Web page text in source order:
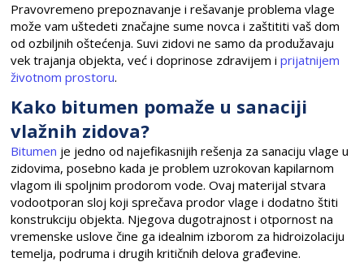
Pravovremeno prepoznavanje i rešavanje problema vlage
može vam uštedeti značajne sume novca i zaštititi vaš dom
od ozbiljnih oštećenja. Suvi zidovi ne samo da produžavaju
vek trajanja objekta, već i doprinose zdravijem iprijatnijem
životnom prostoru.
Kako bitumen pomaže u sanaciji
vlažnih zidova?
Bitumen je jedno od najefikasnijih rešenja za sanaciju vlage u
zidovima, posebno kada je problem uzrokovan kapilarnom
vlagom ili spoljnim prodorom vode. Ovaj materijal stvara
vodootporan sloj koji sprečava prodor vlage i dodatno štiti
konstrukciju objekta. Njegova dugotrajnost i otpornost na
vremenske uslove čine ga idealnim izborom za hidroizolaciju
temelja, podruma i drugih kritičnih delova građevine.